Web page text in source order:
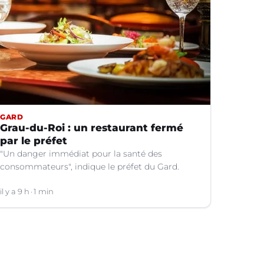
GARD
Grau-du-Roi : un restaurant fermé
par le préfet
"Un danger immédiat pour la santé des
consommateurs", indique le préfet du Gard.
il y a 9 h 1 min